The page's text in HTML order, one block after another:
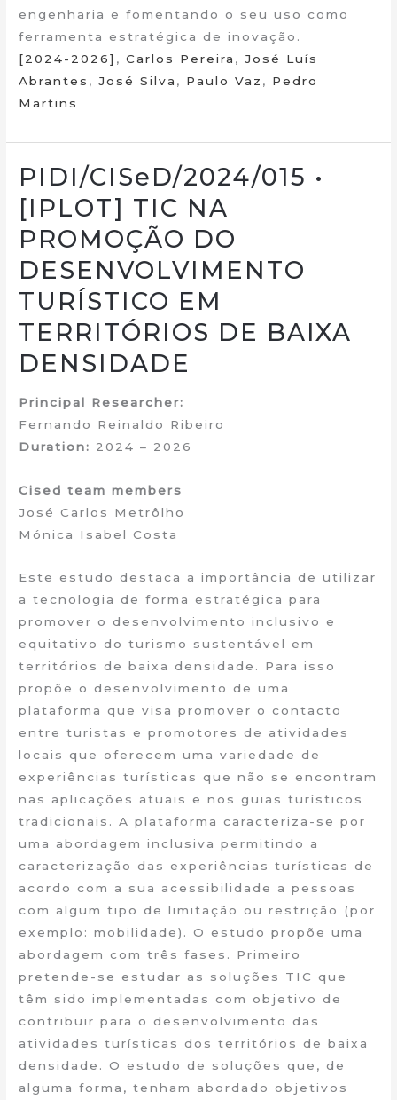
engenharia e fomentando o seu uso como
ferramenta estratégica de inovação.
[2024-2026] ,Carlos Pereira ,José Luís
Abrantes ,José Silva , Paulo Vaz , Pedro
Martins
PIDI/CISeD/2024/015 •
[IPLOT] TIC NA
PROMOÇÃO DO
DESENVOLVIMENTO
TURÍSTICO EM
TERRITÓRIOS DE BAIXA
DENSIDADE
Principal Researcher:
Fernando Reinaldo Ribeiro
Duration: 2024 – 2026
Cised team members
José Carlos Metrôlho
Mónica Isabel Costa
Este estudo destaca a importância de utilizar
a tecnologia de forma estratégica para
promover o desenvolvimento inclusivo e
equitativo do turismo sustentável em
territórios de baixa densidade. Para isso
propõe o desenvolvimento de uma
plataforma que visa promover o contacto
entre turistas e promotores de atividades
locais que oferecem uma variedade de
experiências turísticas que não se encontram
nas aplicações atuais e nos guias turísticos
tradicionais. A plataforma caracteriza-se por
uma abordagem inclusiva permitindo a
caracterização das experiências turísticas de
acordo com a sua acessibilidade a pessoas
com algum tipo de limitação ou restrição (por
exemplo: mobilidade). O estudo propõe uma
abordagem com três fases. Primeiro
pretende-se estudar as soluções TIC que
têm sido implementadas com objetivo de
contribuir para o desenvolvimento das
atividades turísticas dos territórios de baixa
densidade. O estudo de soluções que, de
alguma forma, tenham abordado objetivos